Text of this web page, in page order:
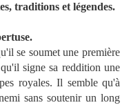
traditions et légendes.
se soumet une première
signe sa reddition une
royales. Il semble qu'à
sans soutenir un long